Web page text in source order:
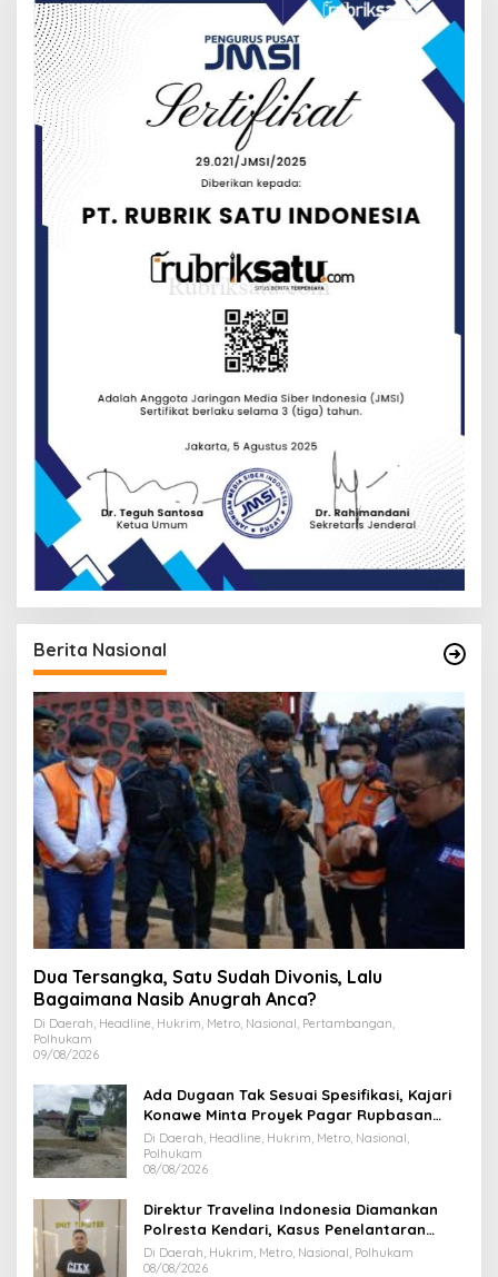
Berita Nasional
Dua Tersangka, Satu Sudah Divonis, Lalu
Bagaimana Nasib Anugrah Anca?
Di Daerah, Headline, Hukrim, Metro, Nasional, Pertambangan,
Polhukam
09/08/2026
Ada Dugaan Tak Sesuai Spesifikasi, Kajari
Konawe Minta Proyek Pagar Rupbasan
Rp1,9 Miliar Dihentikan
Di Daerah, Headline, Hukrim, Metro, Nasional,
Polhukam
08/08/2026
Direktur Travelina Indonesia Diamankan
Polresta Kendari, Kasus Penelantaran
Jemaah Umrah Masuk Babak Baru
Di Daerah, Hukrim, Metro, Nasional, Polhukam
08/08/2026